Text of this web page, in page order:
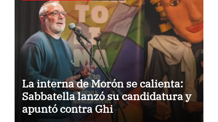
La interna de Morón se calienta:
Sabbatella lanzó su candidatura y
apuntó contra Ghi